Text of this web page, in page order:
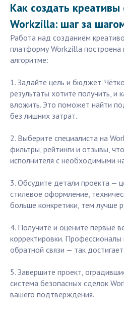
Как создать
Workzilla: шаг за
Работа над созданием
платформу Workzilla построена
алгоритме:
1. Задайте цель и бюджет.
результаты хотите получить, и
вложить. Это поможет найти
без лишних затрат.
2. Выберите специалиста на
фильтры, рейтинги и отзывы,
исполнителя с необходимыми
3. Обсудите детали проекта —
стилевое оформление,
больше конкретики, тем лучше
4. Получите и оцените первые
корректировки. Профессионалы
обратной связи — так
5. Завершите проект,
система безопасных сделок
вашего подтверждения.